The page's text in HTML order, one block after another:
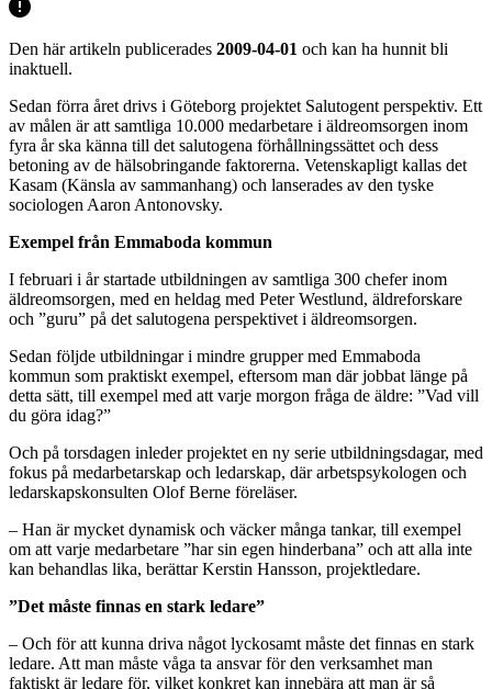
Den här artikeln publicerades 2009-04-01 och kan ha hunnit bli
inaktuell.
Sedan förra året drivs i Göteborg projektet Salutogent perspektiv. Ett
av målen är att samtliga 10.000 medarbetare i äldreomsorgen inom
fyra år ska känna till det salutogena förhållningssättet och dess
betoning av de hälsobringande faktorerna. Vetenskapligt kallas det
Kasam (Känsla av sammanhang) och lanserades av den tyske
sociologen Aaron Antonovsky.
Exempel från Emmaboda kommun
I februari i år startade utbildningen av samtliga 300 chefer inom
äldreomsorgen, med en heldag med Peter Westlund, äldreforskare
och ”guru” på det salutogena perspektivet i äldreomsorgen.
Sedan följde utbildningar i mindre grupper med Emmaboda
kommun som praktiskt exempel, eftersom man där jobbat länge på
detta sätt, till exempel med att varje morgon fråga de äldre: ”Vad vill
du göra idag?”
Och på torsdagen inleder projektet en ny serie utbildningsdagar, med
fokus på medarbetarskap och ledarskap, där arbetspsykologen och
ledarskapskonsulten Olof Berne föreläser.
– Han är mycket dynamisk och väcker många tankar, till exempel
om att varje medarbetare ”har sin egen hinderbana” och att alla inte
kan behandlas lika, berättar Kerstin Hansson, projektledare.
”Det måste finnas en stark ledare”
– Och för att kunna driva något lyckosamt måste det finnas en stark
ledare. Att man måste våga ta ansvar för den verksamhet man
faktiskt är ledare för, vilket konkret kan innebära att man är så